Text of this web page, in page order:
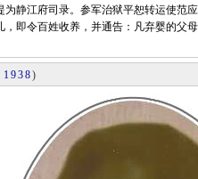
静江府司录。参军治狱平恕转运使范
即令百姓收养，并通告：凡弃婴的父
1938)